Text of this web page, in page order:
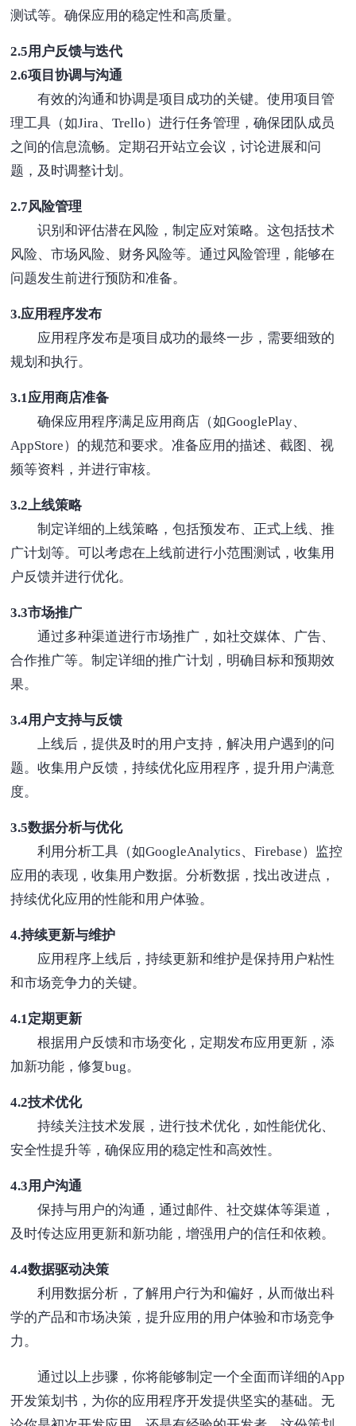
测试等。确保应用的稳定性和高质量。
2.5用户反馈与迭代
2.6项目协调与沟通
有效的沟通和协调是项目成功的关键。使用项目管
理工具（如Jira、Trello）进行任务管理，确保团队成员
之间的信息流畅。定期召开站立会议，讨论进展和问
题，及时调整计划。
2.7风险管理
识别和评估潜在风险，制定应对策略。这包括技术
风险、市场风险、财务风险等。通过风险管理，能够在
问题发生前进行预防和准备。
3.应用程序发布
应用程序发布是项目成功的最终一步，需要细致的
规划和执行。
3.1应用商店准备
确保应用程序满足应用商店（如GooglePlay、
AppStore）的规范和要求。准备应用的描述、截图、视
频等资料，并进行审核。
3.2上线策略
制定详细的上线策略，包括预发布、正式上线、推
广计划等。可以考虑在上线前进行小范围测试，收集用
户反馈并进行优化。
3.3市场推广
通过多种渠道进行市场推广，如社交媒体、广告、
合作推广等。制定详细的推广计划，明确目标和预期效
果。
3.4用户支持与反馈
上线后，提供及时的用户支持，解决用户遇到的问
题。收集用户反馈，持续优化应用程序，提升用户满意
度。
3.5数据分析与优化
利用分析工具（如GoogleAnalytics、Firebase）监控
应用的表现，收集用户数据。分析数据，找出改进点，
持续优化应用的性能和用户体验。
4.持续更新与维护
应用程序上线后，持续更新和维护是保持用户粘性
和市场竞争力的关键。
4.1定期更新
根据用户反馈和市场变化，定期发布应用更新，添
加新功能，修复bug。
4.2技术优化
持续关注技术发展，进行技术优化，如性能优化、
安全性提升等，确保应用的稳定性和高效性。
4.3用户沟通
保持与用户的沟通，通过邮件、社交媒体等渠道，
及时传达应用更新和新功能，增强用户的信任和依赖。
4.4数据驱动决策
利用数据分析，了解用户行为和偏好，从而做出科
学的产品和市场决策，提升应用的用户体验和市场竞争
力。
通过以上步骤，你将能够制定一个全面而详细的App
开发策划书，为你的应用程序开发提供坚实的基础。无